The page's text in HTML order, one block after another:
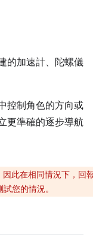
的加速計、陀螺儀
控制角色的方向或
更準確的逐步導航
此在相同情況下，回
您的情況。